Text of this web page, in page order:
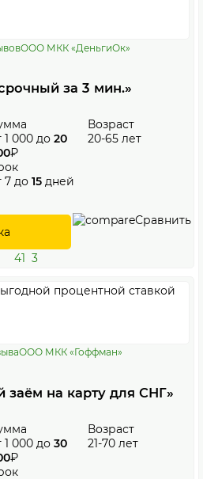
ООО МКК «ДеньгиОк»
за 3 мин.»
1 000 до 20
₽
7 до 15 дней
Возраст
20-65 лет
Сравнить
41 3
ООО МКК «Гоффман»
на карту для СНГ»
1 000 до 30
₽
Возраст
21-70 лет